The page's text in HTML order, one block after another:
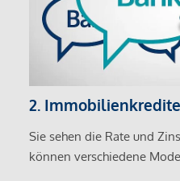
2.
Sie sehen die Rate und
können verschiedene